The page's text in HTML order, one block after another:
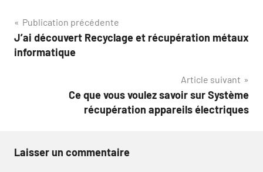
Navigation
de
Publication précédente
J’ai découvert Recyclage et récupération métaux
informatique
Article suivant
Ce que vous voulez savoir sur Système
récupération appareils électriques
Laisser un commentaire